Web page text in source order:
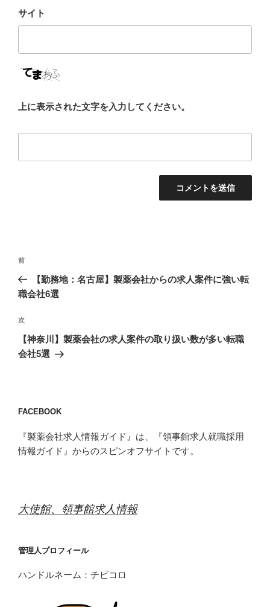
サイト
上に表示された文字を入力してください。
投
ナ
ゲ
ー
シ
前
の
投
前
【勤務地：名古屋】製薬会社からの求人案件に強い転
職会社6選
次
の
投
次
【神奈川】製薬会社の求人案件の取り扱い数が多い転職
会社5選
FACEBOOK
『製薬会社求人情報ガイド』は、『領事館求人就職採用
情報ガイド』からのスピンオフサイトです。
大使館、領事館求人情報
管理人プロフィール
ハンドルネーム：チビコロ